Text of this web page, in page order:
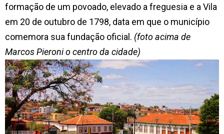
formação de um povoado, elevado a freguesia e a Vila
em 20 de outubro de 1798, data em que o município
comemora sua fundação oficial. (foto acima de
Marcos Pieroni o centro da cidade)